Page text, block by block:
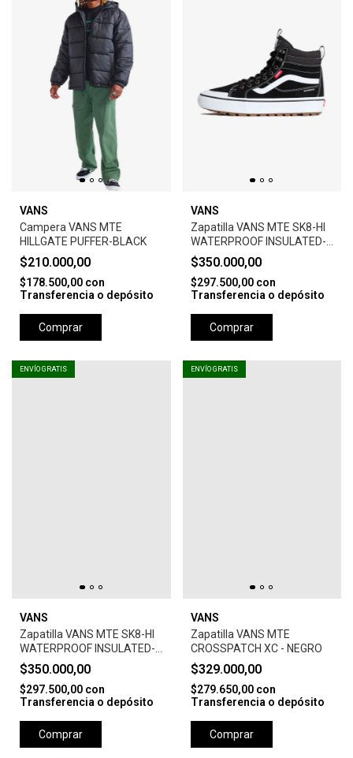
VANS
Campera VANS MTE
HILLGATE PUFFER-BLACK
$210.000,00
$178.500,00 con
Transferencia o depósito
Comprar
VANS
Zapatilla VANS MTE SK8-HI
WATERPROOF INSULATED-
NEGRO
$350.000,00
$297.500,00 con
Transferencia o depósito
Comprar
ENVÍO GRATIS
VANS
Zapatilla VANS MTE SK8-HI
WATERPROOF INSULATED-
VERDE
$350.000,00
$297.500,00 con
Transferencia o depósito
Comprar
ENVÍO GRATIS
VANS
Zapatilla VANS MTE
CROSSPATCH XC - NEGRO
$329.000,00
$279.650,00 con
Transferencia o depósito
Comprar